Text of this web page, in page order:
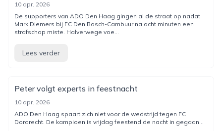
10 apr. 2026
De supporters van ADO Den Haag gingen al de straat op nadat
Mark Diemers bij FC Den Bosch-Cambuur na acht minuten een
strafschop miste. Halverwege voe...
Lees verder
Peter volgt experts in feestnacht
10 apr. 2026
ADO Den Haag spaart zich niet voor de wedstrijd tegen FC
Dordrecht. De kampioen is vrijdag feestend de nacht in gegaan...